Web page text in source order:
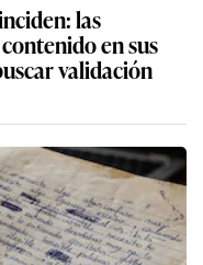
las
en sus
validación